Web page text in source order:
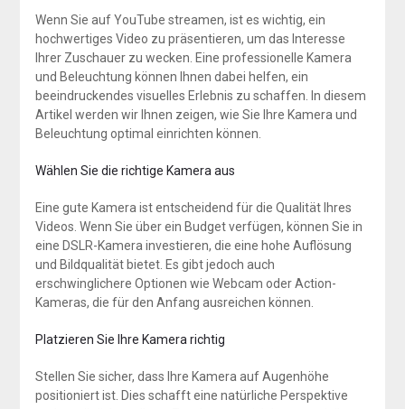
Wenn Sie auf YouTube streamen, ist es wichtig, ein
hochwertiges Video zu präsentieren, um das Interesse
Ihrer Zuschauer zu wecken. Eine professionelle Kamera
und Beleuchtung können Ihnen dabei helfen, ein
beeindruckendes visuelles Erlebnis zu schaffen. In diesem
Artikel werden wir Ihnen zeigen, wie Sie Ihre Kamera und
Beleuchtung optimal einrichten können.
Wählen Sie die richtige Kamera aus
Eine gute Kamera ist entscheidend für die Qualität Ihres
Videos. Wenn Sie über ein Budget verfügen, können Sie in
eine DSLR-Kamera investieren, die eine hohe Auflösung
und Bildqualität bietet. Es gibt jedoch auch
erschwinglichere Optionen wie Webcam oder Action-
Kameras, die für den Anfang ausreichen können.
Platzieren Sie Ihre Kamera richtig
Stellen Sie sicher, dass Ihre Kamera auf Augenhöhe
positioniert ist. Dies schafft eine natürliche Perspektive